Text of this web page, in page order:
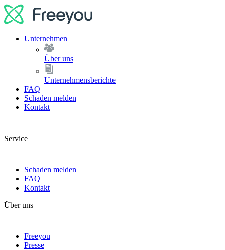
Unternehmen
Über uns
Unternehmensberichte
FAQ
Schaden melden
Kontakt
Service
Schaden melden
FAQ
Kontakt
Über uns
Freeyou
Presse